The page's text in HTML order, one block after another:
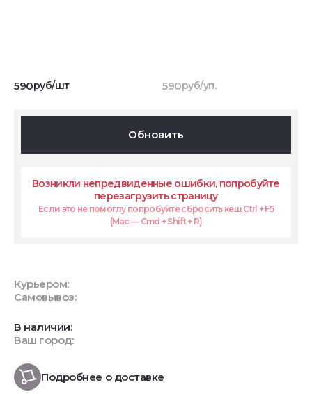
590руб/шт 590руб/уп.
Обновить
Возникли непредвиденные ошибки, попробуйте
перезагрузить страницу
Если это не помоглу попробуйте сбросить кеш Ctrl + F5
(Mac — Cmd + Shift + R)
Курьером:
Самовывоз:
В наличии:
Ваш город:
Подробнее о доставке